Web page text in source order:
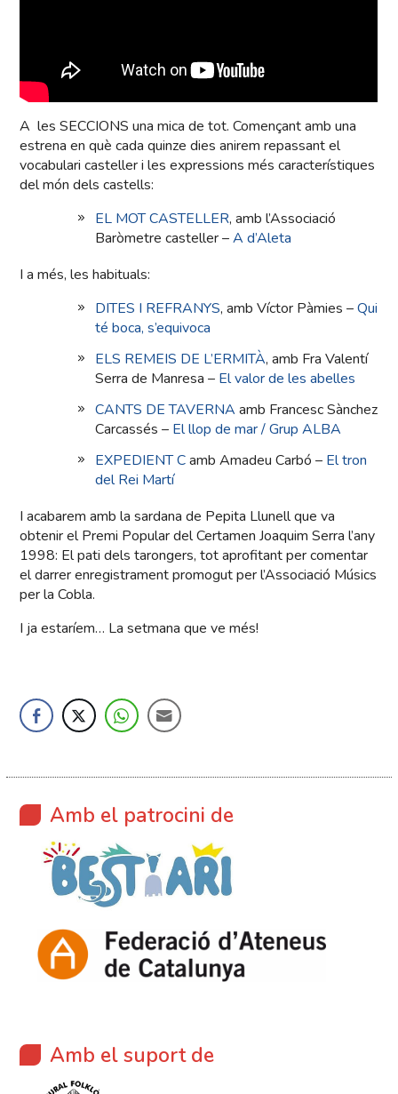
A les SECCIONS una mica de tot. Començant amb una
estrena en què cada quinze dies anirem repassant el
vocabulari casteller i les expressions més característiques
del món dels castells:
EL MOT CASTELLER, amb l’Associació
Baròmetre casteller –A d’Aleta
I a més, les habituals:
DITES I REFRANYS, amb Víctor Pàmies –Qui
té boca, s’equivoca
ELS REMEIS DE L’ERMITÀ, amb Fra Valentí
Serra de Manresa – El valor de les abelles
CANTS DE TAVERNA amb Francesc Sànchez
Carcassés – El llop de mar / Grup ALBA
EXPEDIENT Camb Amadeu Carbó – El tron
del Rei Martí
I acabarem amb la sardana de Pepita Llunell que va
obtenir el Premi Popular del Certamen Joaquim Serra l’any
1998: El pati dels tarongers, tot aprofitant per comentar
el darrer enregistrament promogut per l’Associació Músics
per la Cobla.
I ja estaríem… La setmana que ve més!
Amb el patrocini de
Amb el suport de